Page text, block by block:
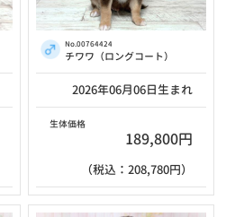
No.00764424
チワワ（ロングコート）
2026年06月06日生まれ
生体価格
189,800円
（税込：208,780円）